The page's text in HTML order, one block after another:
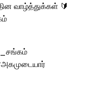
வாழ்த்துக்கள் 🔰